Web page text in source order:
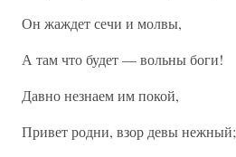
Он жаждет сечи и молвы,
А там что будет — вольны боги!
Давно незнаем им покой,
Привет родни, взор девы нежный;